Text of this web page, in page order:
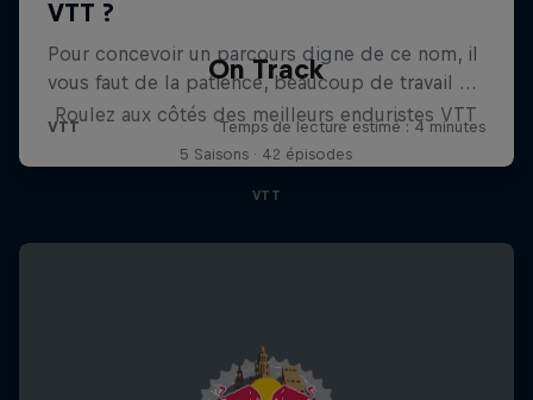
On Track
Roulez aux côtés des meilleurs enduristes VTT
5 Saisons · 42 épisodes
VTT